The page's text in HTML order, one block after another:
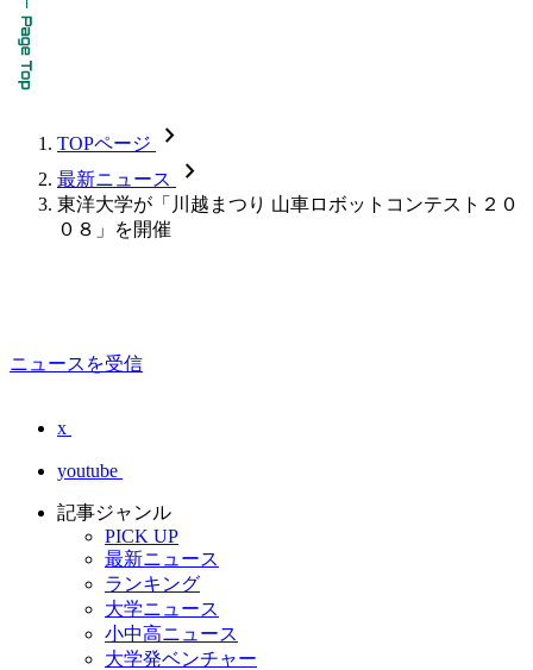
TOPページ chevron_forward
最新ニュース chevron_forward
東洋大学が「川越まつり 山車ロボットコンテスト２０
０８」を開催
ニュースを受信
x
youtube
記事ジャンル
PICK UP
最新ニュース
ランキング
大学ニュース
小中高ニュース
大学発ベンチャー